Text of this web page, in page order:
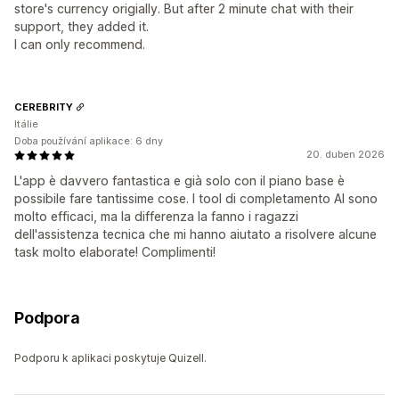
store's currency origially. But after 2 minute chat with their
support, they added it.
I can only recommend.
20. duben 2026
L'app è davvero fantastica e già solo con il piano base è
possibile fare tantissime cose. I tool di completamento AI sono
molto efficaci, ma la differenza la fanno i ragazzi
dell'assistenza tecnica che mi hanno aiutato a risolvere alcune
task molto elaborate! Complimenti!
CEREBRITY
Itálie
Doba používání aplikace: 6 dny
Podpora
Podporu k aplikaci poskytuje Quizell.